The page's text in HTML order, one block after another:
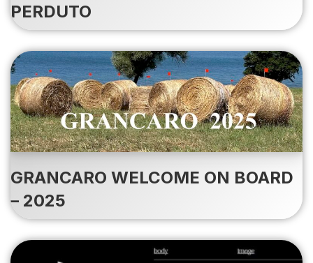
PERDUTO
GRANCARO WELCOME ON BOARD
– 2025